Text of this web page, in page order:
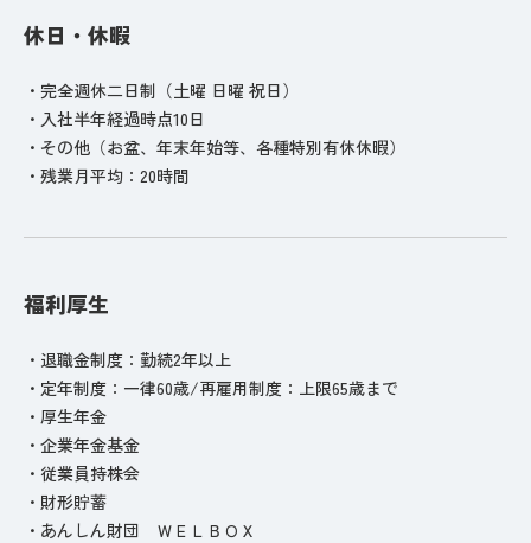
休日・休暇
・完全週休二日制（土曜 日曜 祝日）
・入社半年経過時点10日
・その他（お盆、年末年始等、各種特別有休休暇）
・残業月平均：20時間
福利厚生
・退職金制度：勤続2年以上
・定年制度：一律60歳/再雇用制度：上限65歳まで
・厚生年金
・企業年金基金
・従業員持株会
・財形貯蓄
・あんしん財団 ＷＥＬＢＯＸ